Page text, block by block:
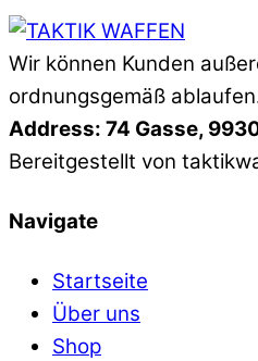
Back
To
Top
Wir können Kunden
ordnungsgemäß
Address: 74 Gasse,
Bereitgestellt von
Navigate
Startseite
Über uns
Shop